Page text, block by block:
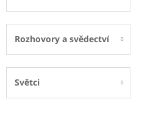
Rozhovory a svědectví
Světci